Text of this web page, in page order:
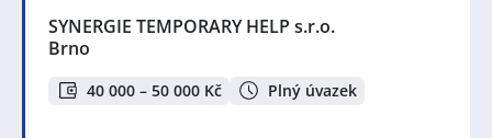
SYNERGIE TEMPORARY HELP s.r.o.
Brno
40 000 – 50 000 Kč Plný úvazek